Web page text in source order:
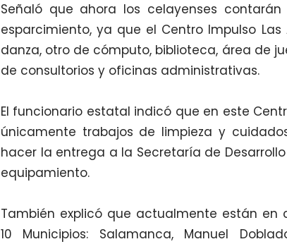
Señaló que ahora los celayenses
esparcimiento, ya que el Centro Impulso
danza, otro de cómputo, biblioteca, área de
de consultorios y oficinas administrativas.
El funcionario estatal indicó que en este
únicamente trabajos de limpieza y
hacer la entrega a la Secretaría de
equipamiento.
También explicó que actualmente están en
10 Municipios: Salamanca, Manuel